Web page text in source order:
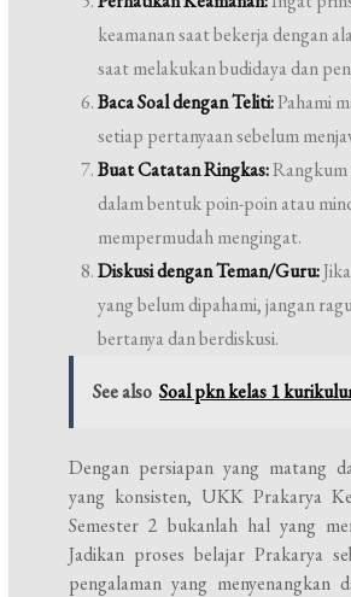
keamanan saat bekerja dengan
saat melakukan budidaya dan
Baca Soal dengan Teliti:Pahami
setiap pertanyaan sebelum
Buat Catatan Ringkas:
dalam bentuk poin-poin atau
mempermudah mengingat.
Diskusi dengan Teman/Guru:
yang belum dipahami, jangan
bertanya dan berdiskusi.
See also Soal pkn kelas 1
Dengan persiapan yang matang
yang konsisten, UKK Prakarya
Semester 2 bukanlah hal yang
Jadikan proses belajar Prakarya
pengalaman yang menyenangkan